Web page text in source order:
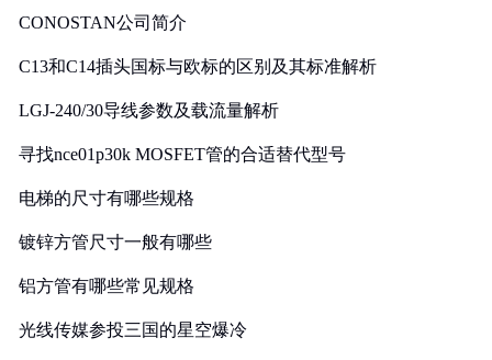
CONOSTAN公司简介
C13和C14插头国标与欧标的区别及其标准解析
LGJ-240/30导线参数及载流量解析
寻找nce01p30k MOSFET管的合适替代型号
电梯的尺寸有哪些规格
镀锌方管尺寸一般有哪些
铝方管有哪些常见规格
光线传媒参投三国的星空爆冷